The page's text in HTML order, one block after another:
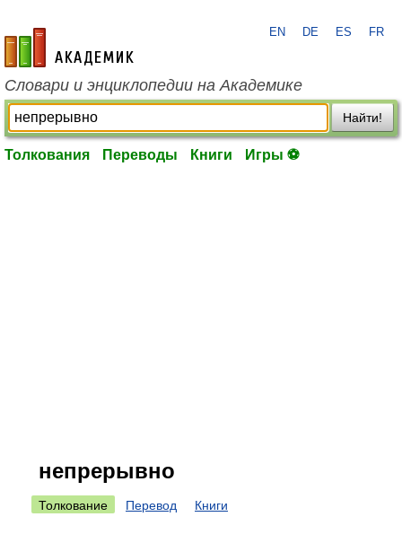
academic.ru
EN DE ES FR
Словари и энциклопедии на Академике
Найти!
Толкования Переводы Книги Игры ⚽
непрерывно
Толкование Перевод Книги